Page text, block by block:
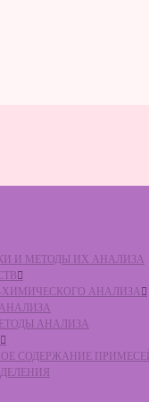
И МЕТОДЫ ИХ АНАЛИЗА
ХИМИЧЕСКОГО АНАЛИЗА
АНАЛИЗА
АНАЛИЗА
СОДЕРЖАНИЕ ПРИМЕСЕЙ